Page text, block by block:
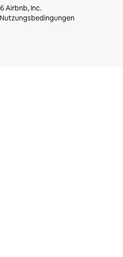
Airbnb, Inc.
Nutzungsbedingungen